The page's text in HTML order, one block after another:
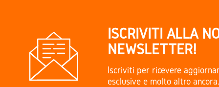
ISCRIVITI ALLA
NEWSLETTER!
Iscriviti per ricevere
esclusive e molto altro ancora.